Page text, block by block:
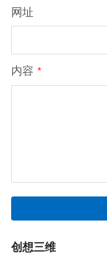
网址
内容 *
创想三维